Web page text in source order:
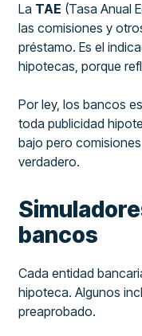
La TAE (Tasa Anual
las comisiones y
préstamo. Es el
hipotecas, porque
Por ley, los bancos
toda publicidad
bajo pero
verdadero.
bancos
Cada entidad
hipoteca. Algunos
preaprobado.